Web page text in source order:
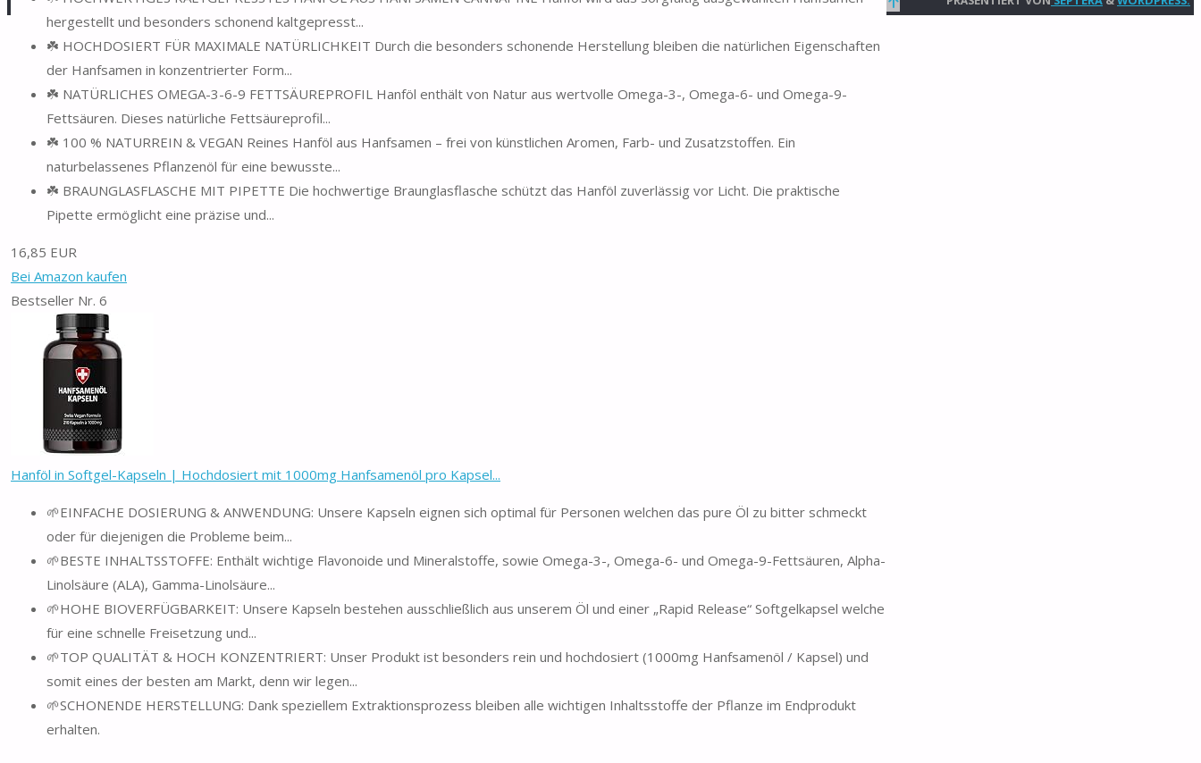
hergestellt und besonders schonend kaltgepresst...
☘️ HOCHDOSIERT FÜR MAXIMALE NATÜRLICHKEIT Durch die besonders schonende Herstellung bleiben die natürlichen Eigenschaften
der Hanfsamen in konzentrierter Form...
☘️ NATÜRLICHES OMEGA-3-6-9 FETTSÄUREPROFIL Hanföl enthält von Natur aus wertvolle Omega-3-, Omega-6- und Omega-9-
Fettsäuren. Dieses natürliche Fettsäureprofil...
☘️ 100 % NATURREIN & VEGAN Reines Hanföl aus Hanfsamen – frei von künstlichen Aromen, Farb- und Zusatzstoffen. Ein
naturbelassenes Pflanzenöl für eine bewusste...
☘️ BRAUNGLASFLASCHE MIT PIPETTE Die hochwertige Braunglasflasche schützt das Hanföl zuverlässig vor Licht. Die praktische
Pipette ermöglicht eine präzise und...
16,85 EUR
Bei Amazon kaufen
Bestseller Nr. 6
Hanföl in Softgel-Kapseln | Hochdosiert mit 1000mg Hanfsamenöl pro Kapsel...
🌱EINFACHE DOSIERUNG & ANWENDUNG: Unsere Kapseln eignen sich optimal für Personen welchen das pure Öl zu bitter schmeckt
oder für diejenigen die Probleme beim...
🌱BESTE INHALTSSTOFFE: Enthält wichtige Flavonoide und Mineralstoffe, sowie Omega-3-, Omega-6- und Omega-9-Fettsäuren, Alpha-
Linolsäure (ALA), Gamma-Linolsäure...
🌱HOHE BIOVERFÜGBARKEIT: Unsere Kapseln bestehen ausschließlich aus unserem Öl und einer „Rapid Release“ Softgelkapsel welche
für eine schnelle Freisetzung und...
🌱TOP QUALITÄT & HOCH KONZENTRIERT: Unser Produkt ist besonders rein und hochdosiert (1000mg Hanfsamenöl / Kapsel) und
somit eines der besten am Markt, denn wir legen...
🌱SCHONENDE HERSTELLUNG: Dank speziellem Extraktionsprozess bleiben alle wichtigen Inhaltsstoffe der Pflanze im Endprodukt
erhalten.